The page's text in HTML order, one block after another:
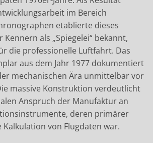
im Bereich
etablierte dieses
als „Spiegelei“ bekannt,
die professionelle Luftfahrt. Das
aus dem Jahr 1977 dokumentiert
mechanischen Ära unmittelbar vor
massive Konstruktion verdeutlicht
Anspruch der Manufaktur an
deren primärer
Kalkulation von Flugdaten war.